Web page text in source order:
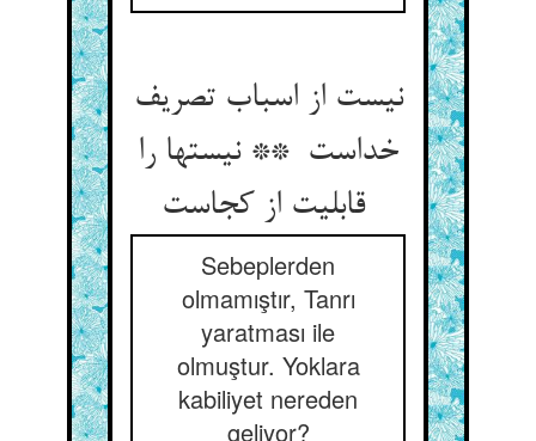
نیست از اسباب تصریف
خداست ** نیستها را
قابلیت از کجاست
Sebeplerden
olmamıştır, Tanrı
yaratması ile
olmuştur. Yoklara
kabiliyet nereden
geliyor?